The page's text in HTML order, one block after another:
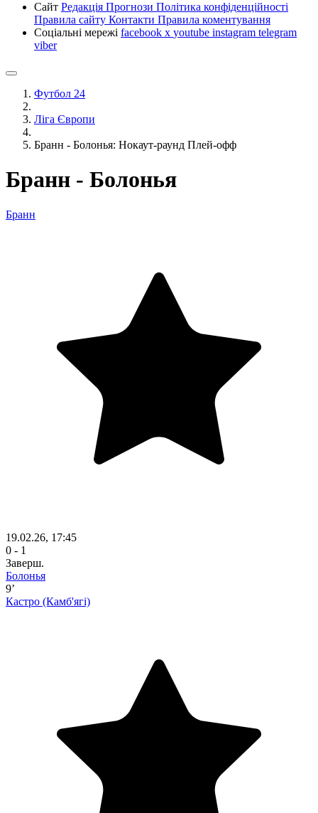
Сайт Редакція Прогнози Політика конфіденційності
Правила сайту Контакти Правила коментування
Соціальні мережі facebook x youtube instagram telegram
viber
Футбол 24
Ліга Європи
Бранн - Болонья: Нокаут-раунд Плей-офф
Бранн - Болонья
Бранн
19.02.26, 17:45
0 - 1
Заверш.
Болонья
9’
Кастро (Камб'ягі)